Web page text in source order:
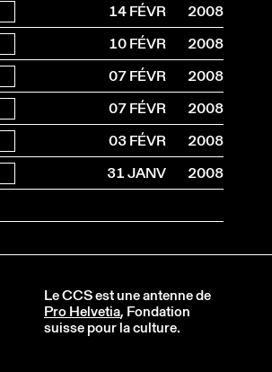
14 FÉVR
2008
10 FÉVR
2008
07 FÉVR
2008
07 FÉVR
2008
03 FÉVR
2008
31 JANV
2008
Le CCS est une antenne de
Pro Helvetia, Fondation
suisse pour la culture.